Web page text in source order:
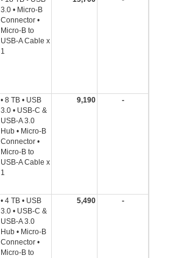
3.0 • Micro-B
Connector •
Micro-B to
USB-A Cable x
1
• 8 TB • USB
3.0 • USB-C &
USB-A 3.0
Hub • Micro-B
Connector •
Micro-B to
USB-A Cable x
1
9,190 -
• 4 TB • USB
3.0 • USB-C &
USB-A 3.0
Hub • Micro-B
Connector •
Micro-B to
5,490 -